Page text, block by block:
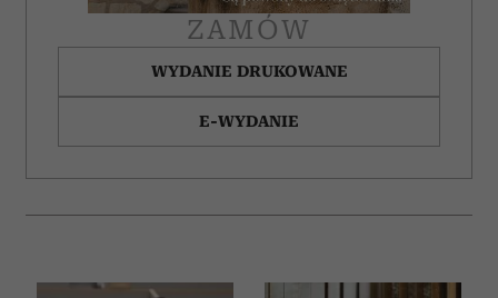
ZAMÓW
WYDANIE DRUKOWANE
E-WYDANIE